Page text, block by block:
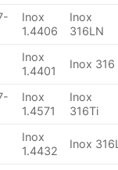
Inox
1.4406
Inox
316LN
Inox
1.4401
Inox 316
Inox
1.4571
Inox
316Ti
Inox
1.4432
Inox 316L